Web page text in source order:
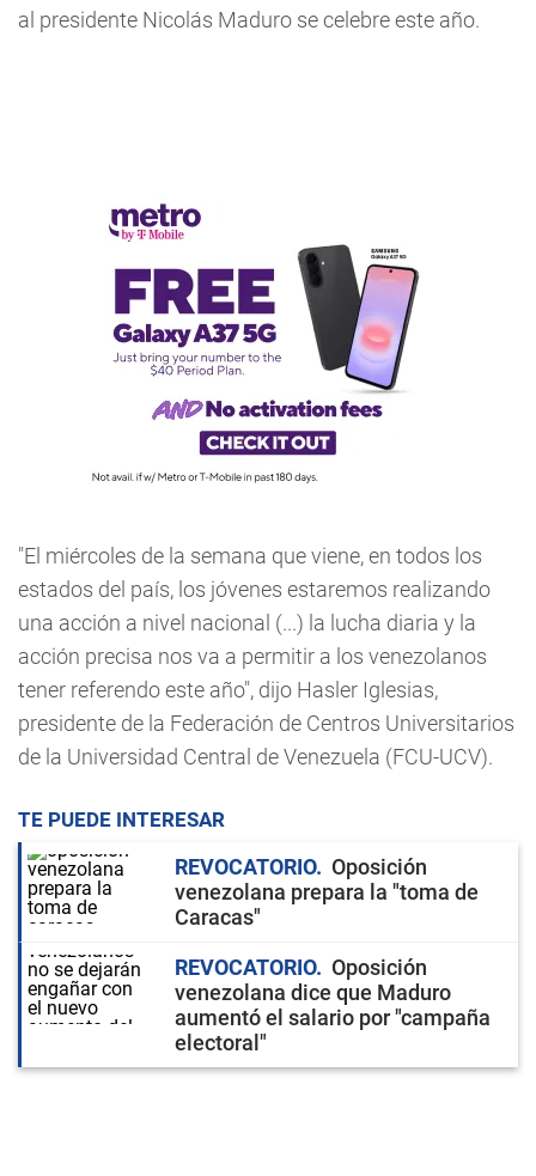
al presidente Nicolás Maduro se celebre este año.
"El miércoles de la semana que viene, en todos los
estados del país, los jóvenes estaremos realizando
una acción a nivel nacional (...) la lucha diaria y la
acción precisa nos va a permitir a los venezolanos
tener referendo este año", dijo Hasler Iglesias,
presidente de la Federación de Centros Universitarios
de la Universidad Central de Venezuela (FCU-UCV).
TE PUEDE INTERESAR
REVOCATORIO
Oposición
venezolana prepara la "toma de
Caracas"
REVOCATORIO
Oposición
venezolana dice que Maduro
aumentó el salario por "campaña
electoral"